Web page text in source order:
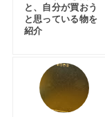
と、自分が買おう
と思っている物を
紹介